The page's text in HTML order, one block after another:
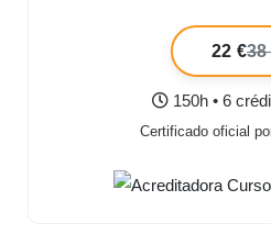
22 €38
150h • 6
Certificado oficial